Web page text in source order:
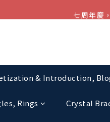
結
七周年
& Introduction,
Rings Crystal